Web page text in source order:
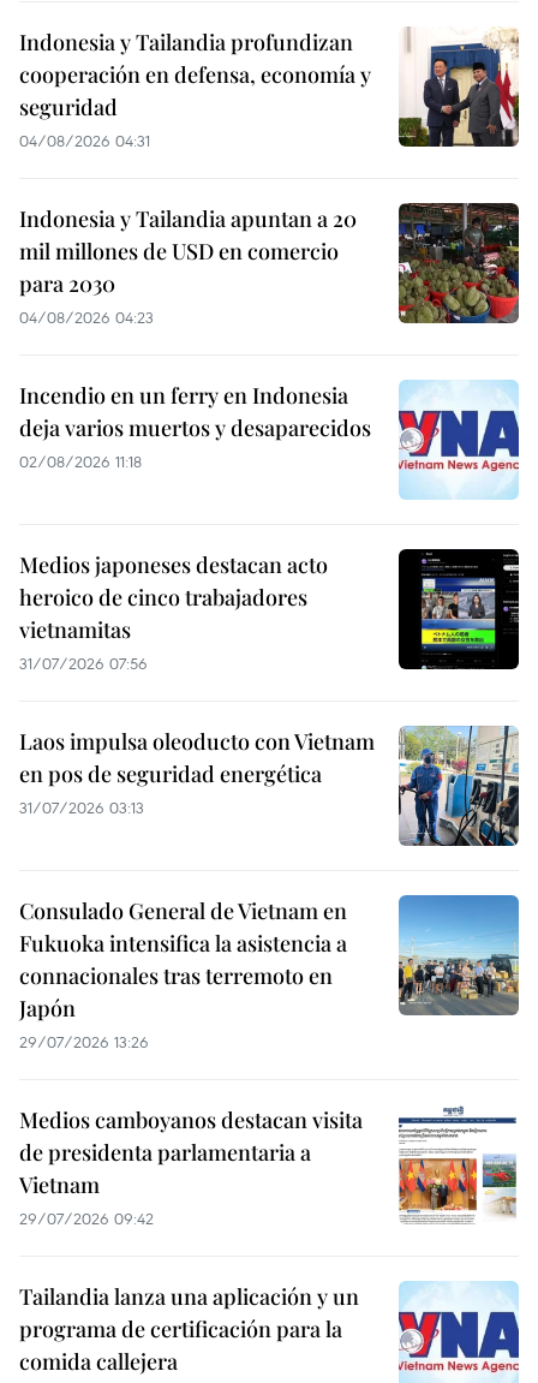
Indonesia y Tailandia profundizan
cooperación en defensa, economía y
seguridad
04/08/2026 04:31
Indonesia y Tailandia apuntan a 20
mil millones de USD en comercio
para 2030
04/08/2026 04:23
Incendio en un ferry en Indonesia
deja varios muertos y desaparecidos
02/08/2026 11:18
Medios japoneses destacan acto
heroico de cinco trabajadores
vietnamitas
31/07/2026 07:56
Laos impulsa oleoducto con Vietnam
en pos de seguridad energética
31/07/2026 03:13
Consulado General de Vietnam en
Fukuoka intensifica la asistencia a
connacionales tras terremoto en
Japón
29/07/2026 13:26
Medios camboyanos destacan visita
de presidenta parlamentaria a
Vietnam
29/07/2026 09:42
Tailandia lanza una aplicación y un
programa de certificación para la
comida callejera